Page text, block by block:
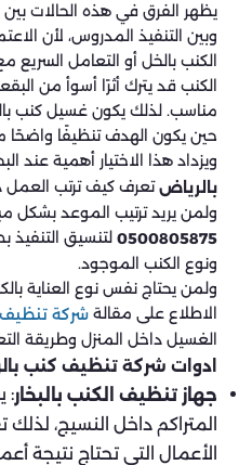
يظهر الفرق في هذه الحالات بين
وبين التنفيذ المدروس، لأن
الكنب بالخل أو التعامل
الكنب قد يترك أثرًا أسوأ من
مناسب. لذلك يكون غسيل كنب
حين يكون الهدف تنظيفًا واضحًا
ويزداد هذا الاختيار أهمية عند
بالرياضتعرف كيف ترتب العمل
ولمن يريد ترتيب الموعد بشكل
0500805875 لتنسيق
ونوع الكنب الموجود.
ولمن يحتاج نفس نوع العناية
الاطلاع على مقالة شركة تنظيف
الغسيل داخل المنزل وطريقة
ادوات شركة تنظيف كنب
جهاز تنظيف الكنب بالبخار:
المتراكم داخل النسيج،
الأعمال التي تحتاج